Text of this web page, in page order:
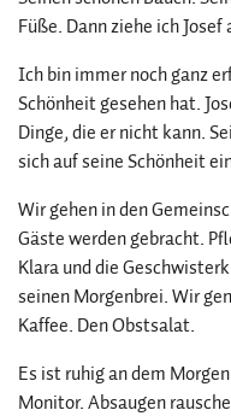
Füße. Dann ziehe ich Josef
Ich bin immer noch ganz
Schönheit gesehen hat.
Dinge, die er nicht kann.
sich auf seine Schönheit
Wir gehen in den
Gäste werden gebracht.
Klara und die
seinen Morgenbrei. Wir
Kaffee. Den Obstsalat.
Es ist ruhig an dem
Monitor. Absaugen